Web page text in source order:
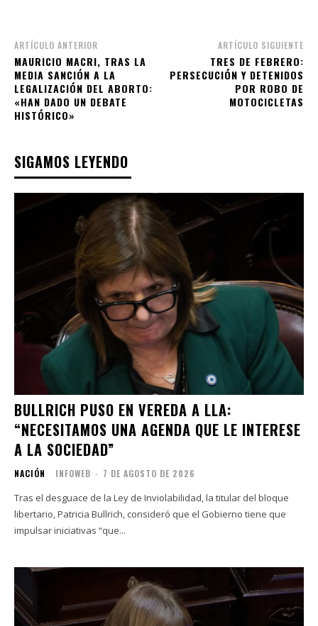
ARTÍCULO ANTERIOR
MAURICIO MACRI, TRAS LA
MEDIA SANCIÓN A LA
LEGALIZACIÓN DEL ABORTO:
«HAN DADO UN DEBATE
HISTÓRICO»
ARTÍCULO SIGUIENTE
TRES DE FEBRERO:
PERSECUCIÓN Y DETENIDOS
POR ROBO DE
MOTOCICLETAS
SIGAMOS LEYENDO
BULLRICH PUSO EN VEREDA A LLA:
“NECESITAMOS UNA AGENDA QUE LE INTERESE
A LA SOCIEDAD”
NACIÓN INFOWEB - 7 DE AGOSTO DE 2026
Tras el desguace de la Ley de Inviolabilidad, la titular del bloque
libertario, Patricia Bullrich, consideró que el Gobierno tiene que
impulsar iniciativas “que...